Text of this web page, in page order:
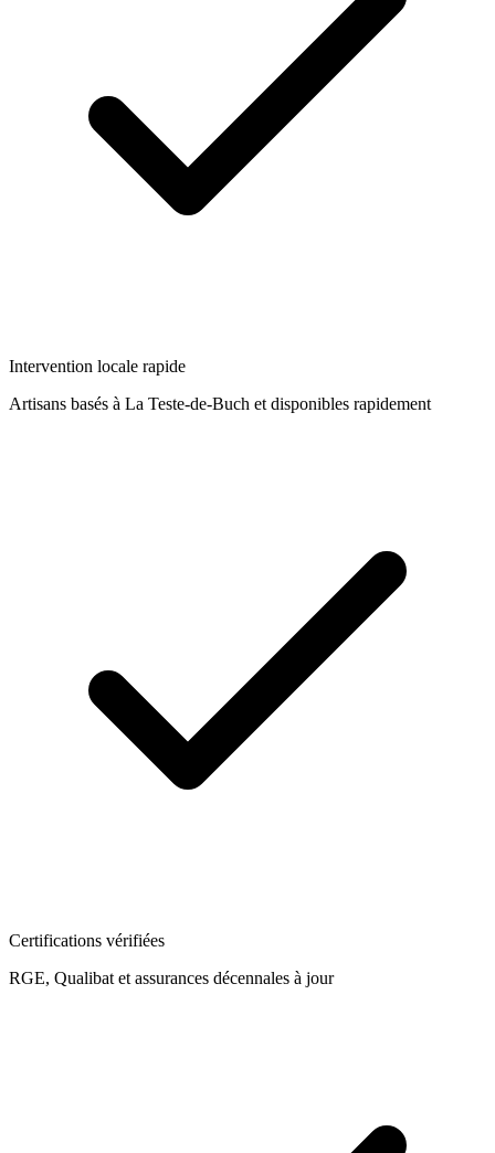
Intervention locale rapide
Artisans basés à La Teste-de-Buch et disponibles rapidement
Certifications vérifiées
RGE, Qualibat et assurances décennales à jour